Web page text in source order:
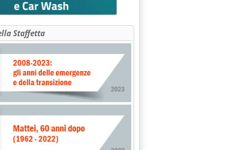
ENERGIA E AMBIENTE: ISCRIZIONI ENTRO IL 15/3'
Staffetta